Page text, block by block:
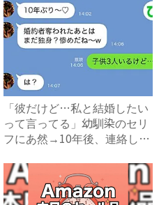
「彼だけど…私と結婚したい
って言ってる」幼馴染のセリ
フにあ然→10年後、連絡し